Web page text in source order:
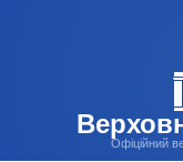
Офіційний